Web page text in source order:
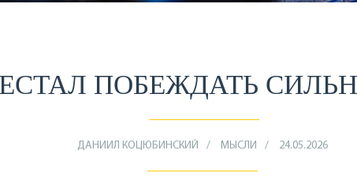
ПОБЕЖДАТЬ
ДАНИИЛ КОЦЮБИНСКИЙ МЫСЛИ 24.05.2026